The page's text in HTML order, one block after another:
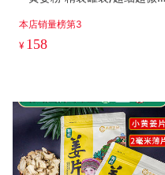
本店销量榜第3
¥ 158